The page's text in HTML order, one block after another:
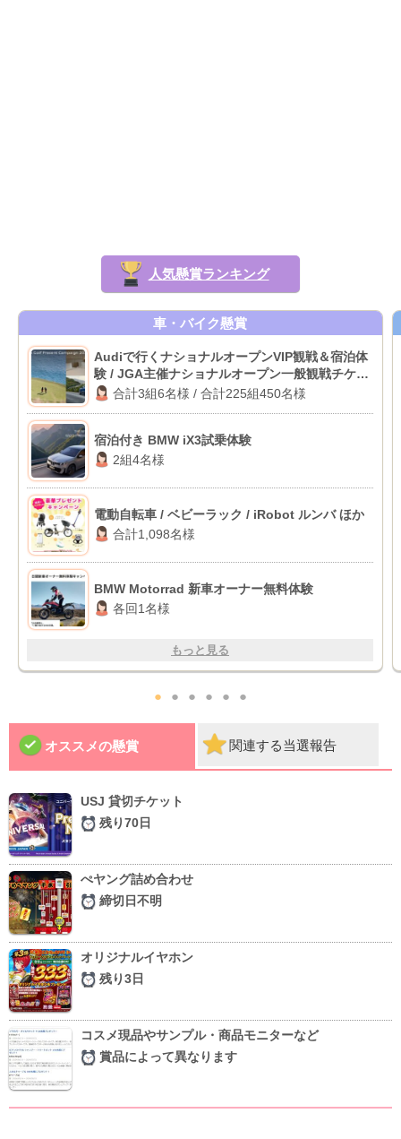
人気懸賞ランキング
車・バイク懸賞
Audiで行くナショナルオープンVIP観戦＆宿泊体
験 / JGA主催ナショナルオープン一般観戦チケッ
ト 合計3組6名様 / 合計225組450名様
宿泊付き BMW iX3試乗体験
2組4名様
電動自転車 / ベビーラック / iRobot ルンバ ほか
合計1,098名様
BMW Motorrad 新車オーナー無料体験
各回1名様
もっと見る
● ● ● ● ● ●
オススメの懸賞 関連する当選報告
USJ 貸切チケット
残り70日
ぺヤング詰め合わせ
締切日不明
オリジナルイヤホン
残り3日
コスメ現品やサンプル・商品モニターなど
賞品によって異なります